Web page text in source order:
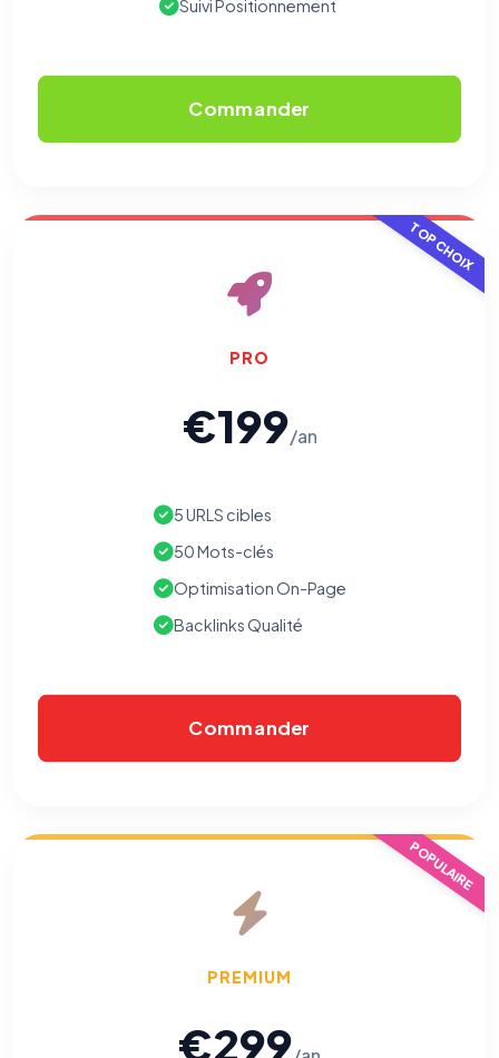
Suivi Positionnement
Commander
TOP CHOIX
PRO
€199/an
5 URLS cibles
50 Mots-clés
Optimisation On-Page
Backlinks Qualité
Commander
POPULAIRE
PREMIUM
€299
TOUJOURS ACTIF
peuvent pas être désactivés.
Cookies analytiques